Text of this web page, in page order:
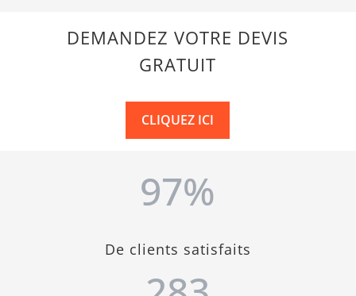
DEMANDEZ VOTRE DEVIS
GRATUIT
CLIQUEZ ICI
97%
De clients satisfaits